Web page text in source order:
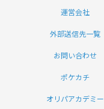
運営会社
外部送信先一覧
お問い合わせ
ポケカチ
オリパアカデミー